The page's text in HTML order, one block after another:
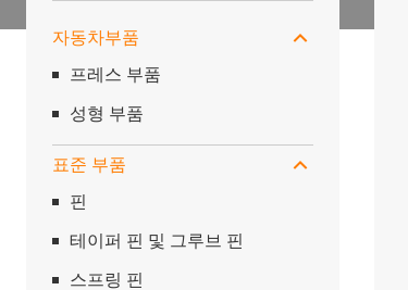
자동차부품
프레스 부품
성형 부품
표준 부품
핀
테이퍼 핀 및 그루브 핀
스프링 핀